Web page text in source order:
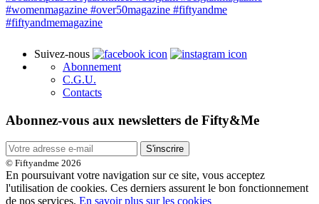
Suivez-nous
Abonnement
C.G.U.
Contacts
Abonnez-vous aux newsletters de Fifty&Me
S'inscrire
© Fiftyandme 2026
En poursuivant votre navigation sur ce site, vous acceptez
l'utilisation de cookies. Ces derniers assurent le bon fonctionnement
de nos services. En savoir plus sur les cookies